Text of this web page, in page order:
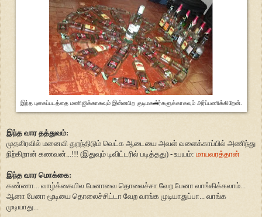
இந்த புகைப்படத்தை மணிஜிக்காகவும் இன்னபிற குடிமகன்ர்களுக்காகவும் அர்ப்பணிக்கிறேன்.
இந்த வார தத்துவம்:
முதலிரவில் மனைவி துறந்திடும் வெட்க ஆடையை அவள் வளைக்காப்பில் அணிந்து
நிற்கிறான் கணவன்...!!! (இதுவும் டிவிட்டரில் படித்தது) - உபயம்: மாயவரத்தான்
இந்த வார மொக்கை:
கண்ணா... வாழ்க்கையில பேனாவை தொலைச்சா வேற பேனா வாங்கிக்கலாம்...
ஆனா பேனா மூடியை தொலைச்சிட்டா வேற வாங்க முடியாதுப்பா... வாங்க
முடியாது...